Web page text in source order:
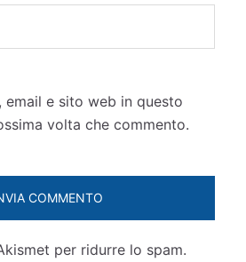
email e sito web in questo
volta che commento.
per ridurre lo spam.